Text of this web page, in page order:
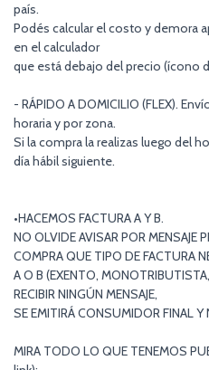
país.
Podés calcular el costo y demora
en el calculador
que está debajo del precio (ícono
- RÁPIDO A DOMICILIO (FLEX).
horaria y por zona.
Si la compra la realizas luego del
día hábil siguiente.
•HACEMOS FACTURA A Y B.
NO OLVIDE AVISAR POR MENSAJE
COMPRA QUE TIPO DE FACTURA
A O B (EXENTO,
RECIBIR NINGÚN MENSAJE,
SE EMITIRÁ CONSUMIDOR FINAL Y
MIRA TODO LO QUE TENEMOS